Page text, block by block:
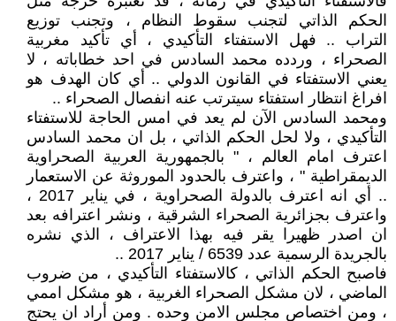
الحكم الذاتي لتجنب سقوط النظام ، وتجنب توزيع
التراب .. فهل الاستفتاء التأكيدي ، أي تأكيد مغربية
الصحراء ، وردده محمد السادس في احد خطاباته ، لا
يعني الاستفتاء في القانون الدولي .. أي كان الهدف هو
افراغ انتظار استفتاء سيترتب عنه انفصال الصحراء ..
ومحمد السادس الآن لم يعد في امس الحاجة للاستفتاء
التأكيدي ، ولا لحل الحكم الذاتي ، بل ان محمد السادس
اعترف امام العالم ، " بالجمهورية العربية الصحراوية
الديمقراطية " ، واعترف بالحدود الموروثة عن الاستعمار
.. أي انه اعترف بالدولة الصحراوية ، في يناير 2017 ،
واعترف بجزائرية الصحراء الشرقية ، ونشر اعترافه بعد
ان اصدر ظهيرا يقر فيه بهذا الاعتراف ، الذي نشره
بالجريدة الرسمية عدد 6539 / يناير 2017 ..
فاصبح الحكم الذاتي ، كالاستفتاء التأكيدي ، من ضروب
الماضي ، لان مشكل الصحراء الغربية ، هو مشكل اممي
، ومن اختصاص مجلس الامن وحده . ومن أراد ان يحتج